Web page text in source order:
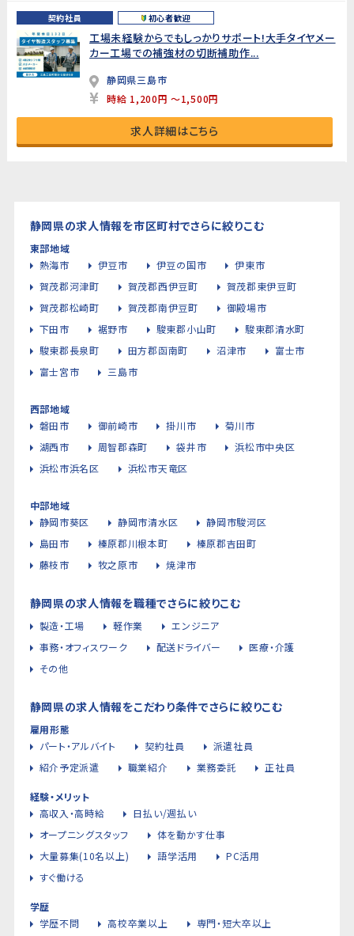
契約社員 初心者歓迎
工場未経験からでもしっかりサポート!大手タイヤメー
カー工場での補強材の切断補助作...
静岡県三島市
時給 1,200円 ～1,500円
求人詳細はこちら
静岡県の求人情報を市区町村でさらに絞りこむ
東部地域
熱海市
伊豆市 伊豆の国市
伊東市
賀茂郡河津町
賀茂郡西伊豆町
賀茂郡東伊豆町
賀茂郡松崎町
賀茂郡南伊豆町
御殿場市
下田市
裾野市 駿東郡小山町
駿東郡清水町
駿東郡長泉町
田方郡函南町 沼津市
富士市
富士宮市
三島市
西部地域
磐田市
御前崎市 掛川市
菊川市
湖西市
周智郡森町 袋井市
浜松市中央区
浜松市浜名区
浜松市天竜区
中部地域
静岡市葵区
静岡市清水区
静岡市駿河区
島田市
榛原郡川根本町
榛原郡吉田町
藤枝市
牧之原市 焼津市
静岡県の求人情報を職種でさらに絞りこむ
製造・工場 軽作業
エンジニア
事務・オフィスワーク
配送ドライバー
医療・介護
その他
静岡県の求人情報をこだわり条件でさらに絞りこむ
雇用形態
パート・アルバイト
契約社員
派遣社員
紹介予定派遣
職業紹介 業務委託 正社員
経験・メリット
高収入・高時給
日払い/週払い
オープニングスタッフ
体を動かす仕事
大量募集(10名以上)
語学活用
PC活用
すぐ働ける
学歴
学歴不問
高校卒業以上
専門・短大卒以上